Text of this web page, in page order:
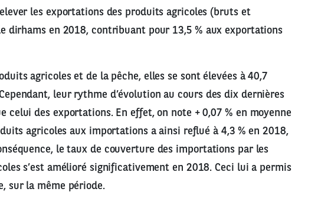
les exportations des produits agricoles (bruts et
dirhams en 2018, contribuant pour 13,5 % aux exportations
agricoles et de la pêche, elles se sont élevées à 40,7
leur rythme d’évolution au cours des dix dernières
celui des exportations. En effet, on note + 0,07 % en moyenne
agricoles aux importations a ainsi reflué à 4,3 % en 2018,
le taux de couverture des importations par les
s’est amélioré significativement en 2018. Ceci lui a permis
sur la même période.